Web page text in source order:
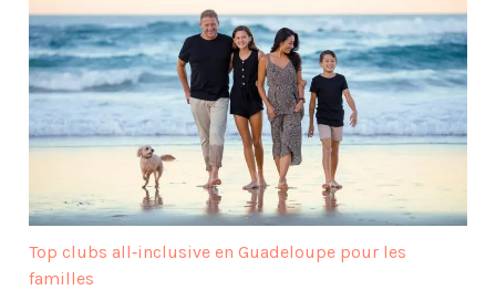
Top clubs all‑inclusive en Guadeloupe pour les
familles